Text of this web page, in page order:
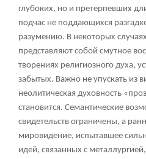
глубоких, но и претерпевших
подчас не поддающихся
разумению. В некоторых
представляют собой смутное
творениях религиозного духа,
забытых. Важно не упускать из
неолитическая духовность
становится. Семантические
свидетельств ограничены, а
мировидение, испытавшее
идей, связанных с